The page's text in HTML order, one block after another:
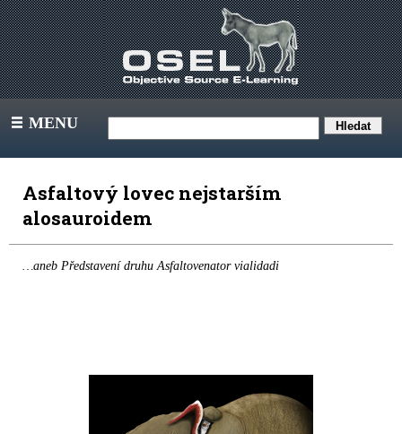
III MENU
Asfaltový lovec nejstarším
alosauroidem
…aneb Představení druhu Asfaltovenator vialidadi